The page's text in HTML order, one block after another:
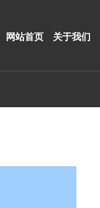
网站首页 关于我们